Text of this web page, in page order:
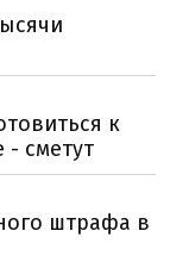
к
- сметут
штрафа в